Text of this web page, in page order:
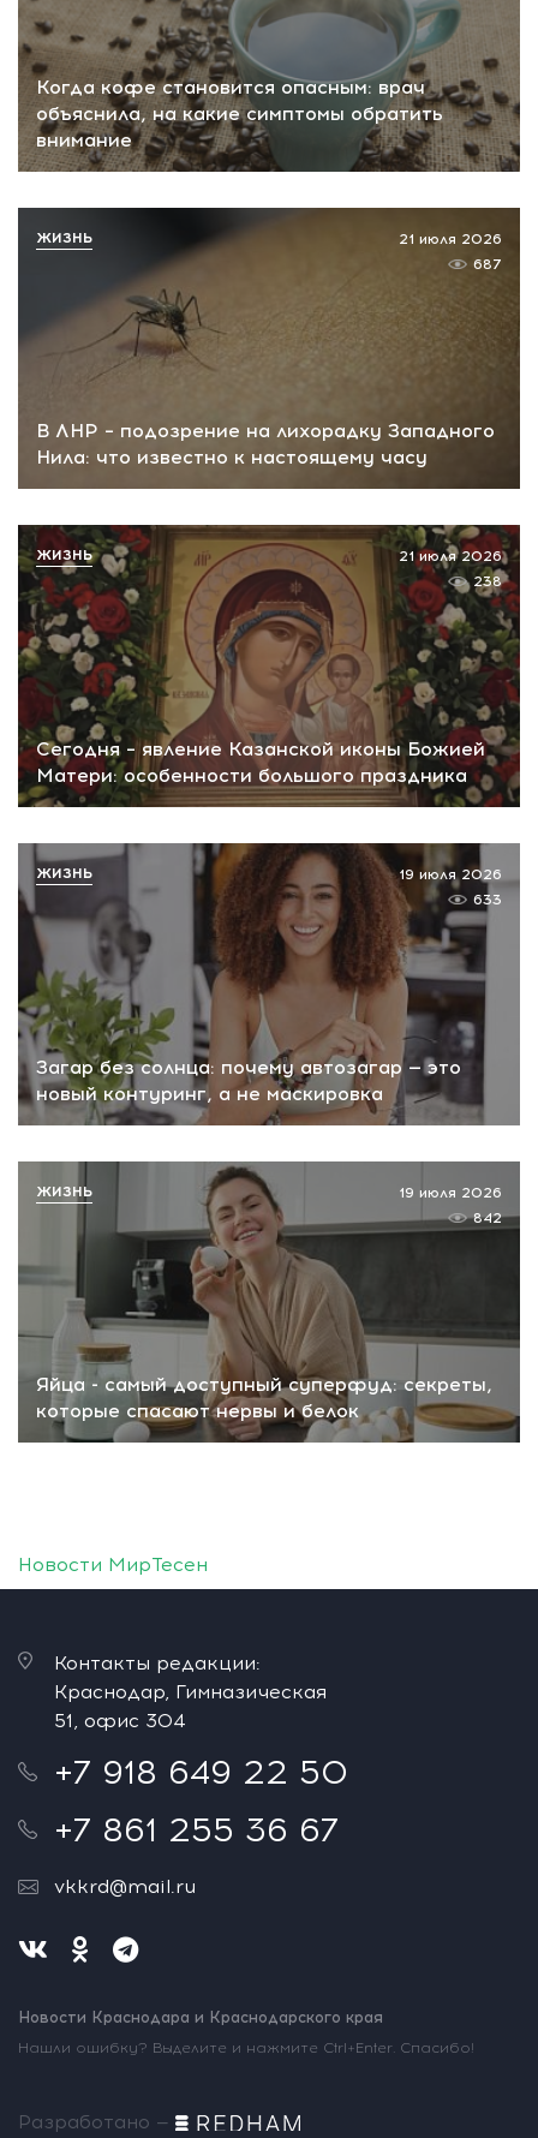
Когда кофе становится опасным: врач
объяснила, на какие симптомы обратить
внимание
В ЛНР – подозрение на лихорадку Западного
Нила: что известно к настоящему часу
21 июля 2026
687
ЖИЗНЬ
Сегодня – явление Казанской иконы Божией
Матери: особенности большого праздника
21 июля 2026
238
ЖИЗНЬ
Загар без солнца: почему автозагар — это
новый контуринг, а не маскировка
19 июля 2026
633
ЖИЗНЬ
Яйца - самый доступный суперфуд: секреты,
которые спасают нервы и белок
19 июля 2026
842
ЖИЗНЬ
Новости МирТесен
Контакты редакции:
Краснодар, Гимназическая
51, офис 304
+7 918 649 22 50
+7 861 255 36 67
vkkrd@mail.ru
Новости Краснодара и Краснодарского края
Нашли ошибку? Выделите и нажмите Ctrl+Enter. Спасибо!
Разработано —